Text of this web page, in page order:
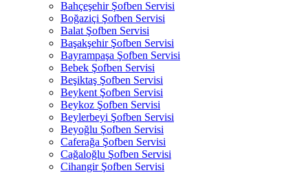
Bahçeşehir Şofben Servisi
Boğaziçi Şofben Servisi
Balat Şofben Servisi
Başakşehir Şofben Servisi
Bayrampaşa Şofben Servisi
Bebek Şofben Servisi
Beşiktaş Şofben Servisi
Beykent Şofben Servisi
Beykoz Şofben Servisi
Beylerbeyi Şofben Servisi
Beyoğlu Şofben Servisi
Caferağa Şofben Servisi
Cağaloğlu Şofben Servisi
Cihangir Şofben Servisi